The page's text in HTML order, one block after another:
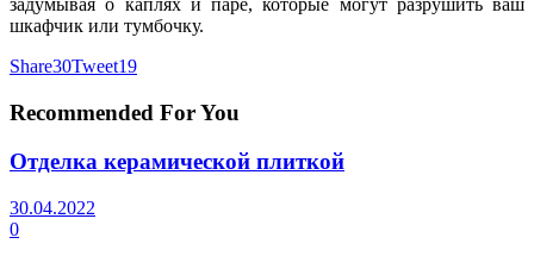
задумывая о каплях и паре, которые могут разрушить ваш
шкафчик или тумбочку.
Share30Tweet19
Recommended For You
Отделка керамической плиткой
30.04.2022
0